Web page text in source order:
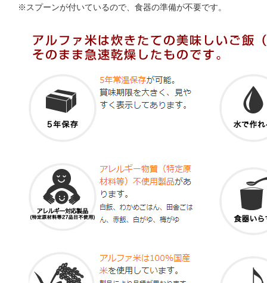
※スプーンが付いているので、食器の準備が不要です。